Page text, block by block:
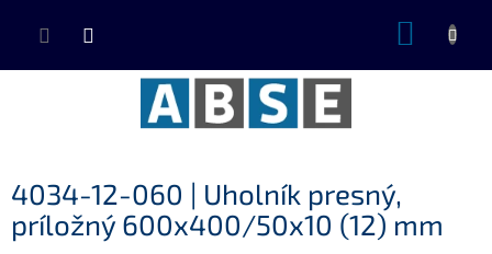
4034-12-060 | Uholník presný,
príložný 600x400/50x10 (12) mm